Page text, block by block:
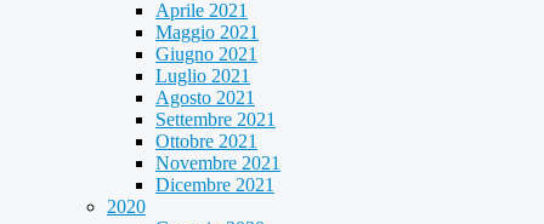
Aprile 2021
Maggio 2021
Giugno 2021
Luglio 2021
Agosto 2021
Settembre 2021
Ottobre 2021
Novembre 2021
Dicembre 2021
2020